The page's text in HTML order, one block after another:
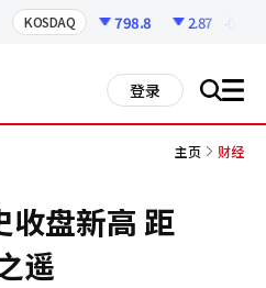
KOSDAQ 798.8 2.87 -0.36%
登录 搜 all
主页 财经
收盘新高 距
遥